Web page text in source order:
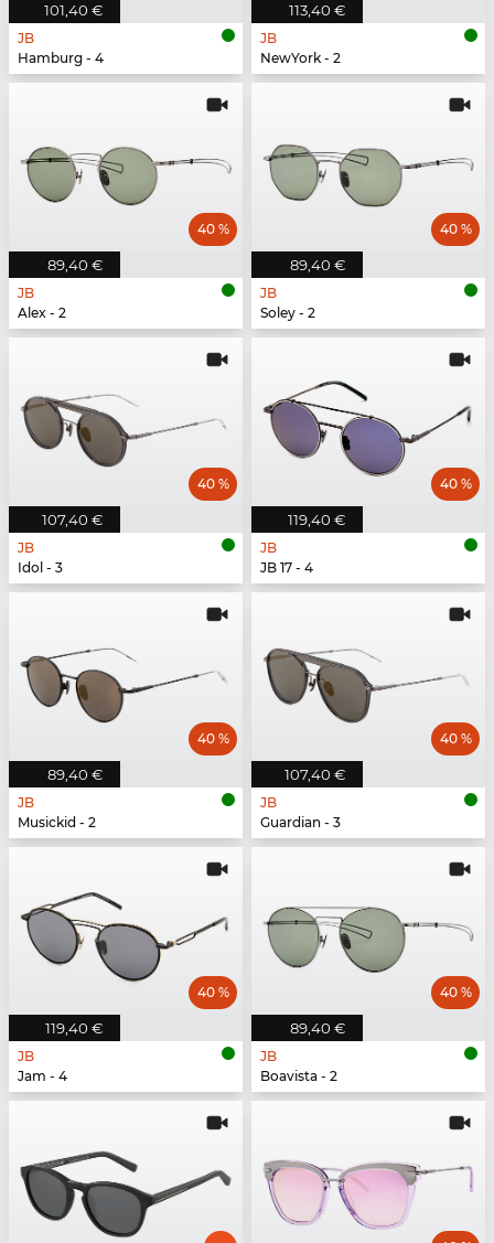
101,40 €
JB
Hamburg - 4
113,40 €
JB
NewYork - 2
89,40 €
40 %
JB
Alex - 2
89,40 €
40 %
JB
Soley - 2
107,40 €
40 %
JB
Idol - 3
119,40 €
40 %
JB
JB 17 - 4
89,40 €
40 %
JB
Musickid - 2
107,40 €
40 %
JB
Guardian - 3
119,40 €
40 %
JB
Jam - 4
89,40 €
40 %
JB
Boavista - 2